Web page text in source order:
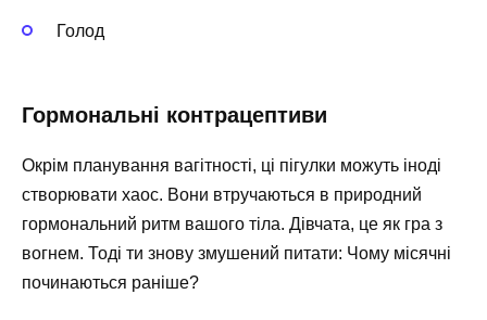
Голод
Гормональні контрацептиви
Окрім планування вагітності, ці пігулки можуть іноді
створювати хаос. Вони втручаються в природний
гормональний ритм вашого тіла. Дівчата, це як гра з
вогнем. Тоді ти знову змушений питати: Чому місячні
починаються раніше?